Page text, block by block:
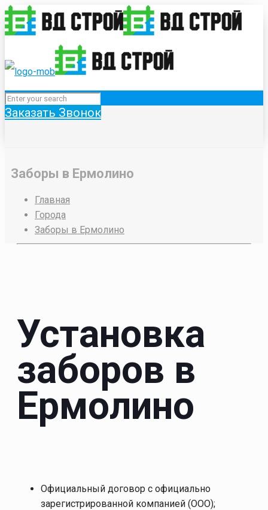
Заказать Звонок
Заборы в Ермолино
Главная
Города
Заборы в Ермолино
Установка
заборов в
Ермолино
Официальный договор с официально
зарегистрированной компанией (ООО);